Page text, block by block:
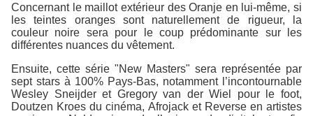
Concernant le maillot extérieur des Oranje en lui-même, si
les teintes oranges sont naturellement de rigueur, la
couleur noire sera pour le coup prédominante sur les
différentes nuances du vêtement.
Ensuite, cette série "New Masters" sera représentée par
sept stars à 100% Pays-Bas, notamment l’incontournable
Wesley Sneijder et Gregory van der Wiel pour le foot,
Doutzen Kroes du cinéma, Afrojack et Reverse en artistes